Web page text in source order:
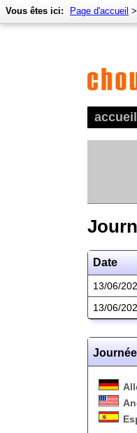
accueil
Vous êtes ici: Page d'accueil >
Date
13/06/
13/06/